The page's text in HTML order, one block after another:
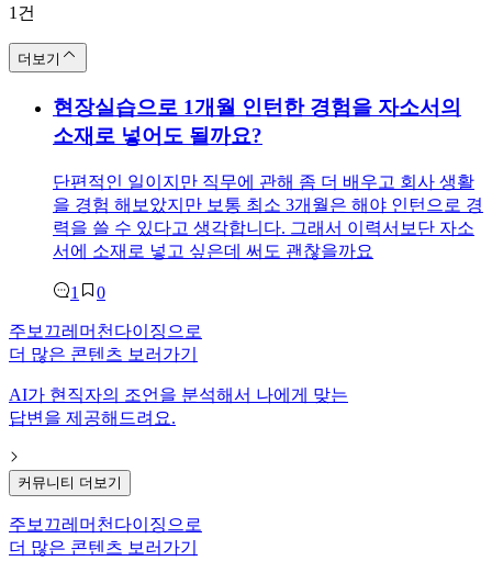
1 건
더보기
현장실습으로 1개월 인턴한 경험을 자소서의
소재로 넣어도 될까요?
단편적인 일이지만 직무에 관해 좀 더 배우고 회사 생활
을 경험 해보았지만 보통 최소 3개월은 해야 인턴으로 경
력을 쓸 수 있다고 생각합니다. 그래서 이력서보단 자소
서에 소재로 넣고 싶은데 써도 괜찮을까요
1 0
주보끄레머천다이징 으로
더 많은 콘텐츠 보러가기
AI가 현직자의 조언을 분석해서 나에게 맞는
답변을 제공해드려요.
커뮤니티 더보기
주보끄레머천다이징 으로
더 많은 콘텐츠 보러가기